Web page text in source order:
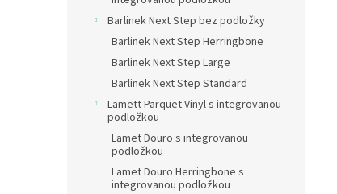
Barlinek Next Step bez podložky
Barlinek Next Step Herringbone
Barlinek Next Step Large
Barlinek Next Step Standard
Lamett Parquet Vinyl s integrovanou
podložkou
Lamet Douro s integrovanou
podložkou
Lamet Douro Herringbone s
integrovanou podložkou